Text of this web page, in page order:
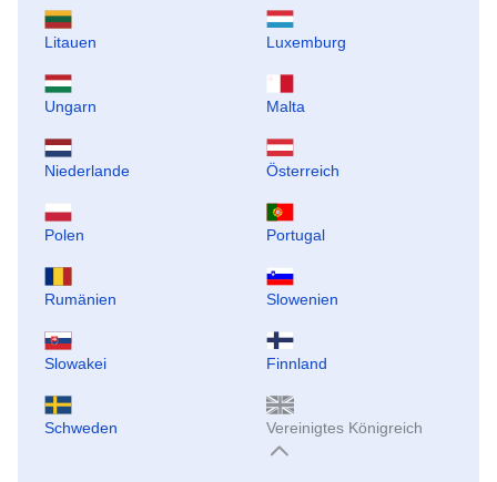
Litauen Luxemburg
Ungarn Malta
Niederlande Österreich
Polen Portugal
Rumänien Slowenien
Slowakei Finnland
Schweden Vereinigtes Königreich